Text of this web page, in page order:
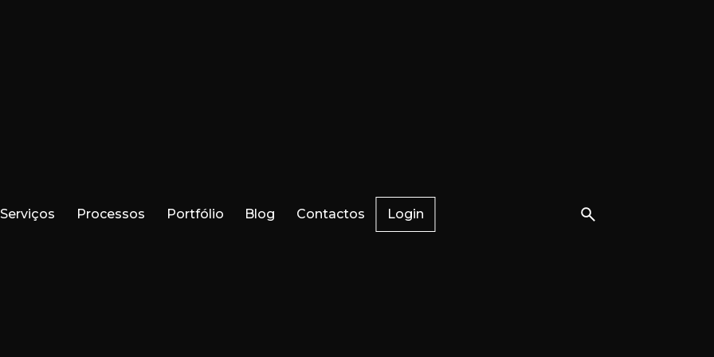
Serviços Processos Portfólio Blog Contactos Login